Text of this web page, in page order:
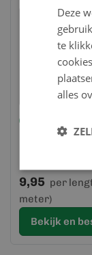
Eindprofiel 2-
9,95 per
meter)
Bekijk en
Deze
te
alles